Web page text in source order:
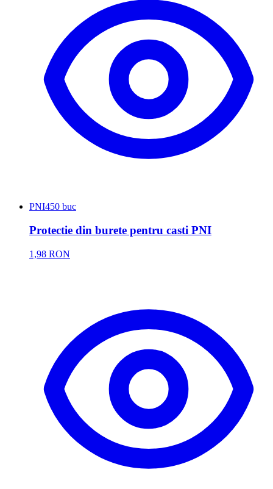
PNI450 buc
Protectie din burete pentru casti PNI
1,98 RON